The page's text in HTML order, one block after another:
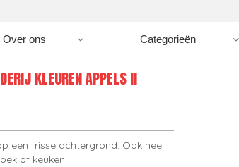
Over ons Categorieën
KLEUREN APPELS II
een frisse achtergrond. Ook heel
of keuken.